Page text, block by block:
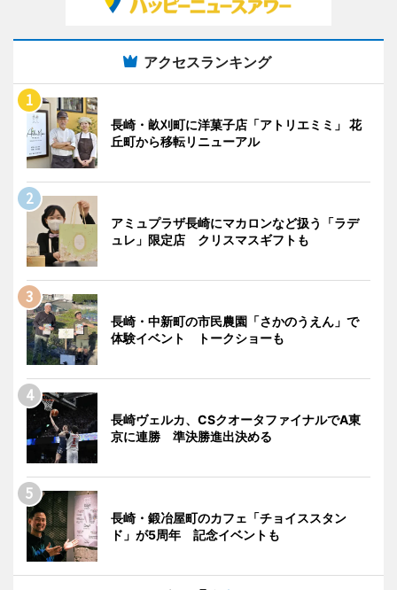
アクセスランキング
長崎・畝刈町に洋菓子店「アトリエミミ」 花
丘町から移転リニューアル
アミュプラザ長崎にマカロンなど扱う「ラデ
ュレ」限定店 クリスマスギフトも
長崎・中新町の市民農園「さかのうえん」で
体験イベント トークショーも
長崎ヴェルカ、CSクオータファイナルでA東
京に連勝 準決勝進出決める
長崎・鍛冶屋町のカフェ「チョイススタン
ド」が5周年 記念イベントも